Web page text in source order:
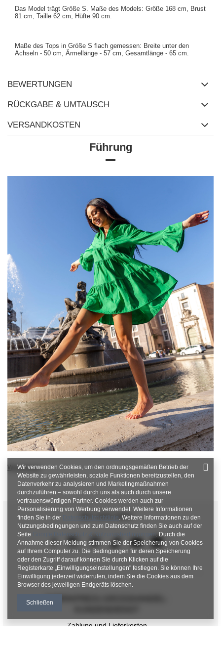
Das Model trägt Größe S. Maße des Models: Größe 168 cm, Brust
81 cm, Taille 62 cm, Hüfte 90 cm.
Maße des Tops in Größe S flach gemessen: Breite unter den
Achseln - 50 cm, Ärmellänge - 57 cm, Gesamtlänge - 65 cm.
BEWERTUNGEN
RÜCKGABE & UMTAUSCH
VERSANDKOSTEN
Führung
Weiterlesen
SEI UNS NAH
FABRIKPREIS-GROSSHANDEL-K
Zahlung und Lieferkosten
Wir verwenden Cookies, um den ordnungsgemäßen Betrieb der
Website zu gewährleisten, soziale Funktionen bereitzustellen, den
Datenverkehr zu analysieren und Marketingmaßnahmen
durchzuführen – sowohl durch uns als auch durch unsere
vertrauenswürdigen Partner. Cookies werden auch zur
Personalisierung von Werbung verwendet. Weitere Informationen
finden Sie in der
Datenschutzrichtlinie. Weitere Informationen zu den
Nutzungsbedingungen und zum Datenschutz finden Sie auch auf der
Seite
Google Datenschutz & Nutzungsbedingungen. Durch die
Annahme dieser Meldung stimmen Sie der Speicherung von Cookies
auf Ihrem Computer zu. Die Bedingungen für deren Speicherung
oder den Zugriff darauf können Sie durch Klicken auf die
Registerkarte „Einwilligungseinstellungen" festlegen. Sie können Ihre
Einwilligung jederzeit widerrufen, indem Sie die Cookies aus dem
Browser des jeweiligen Endgeräts löschen.
Schließen